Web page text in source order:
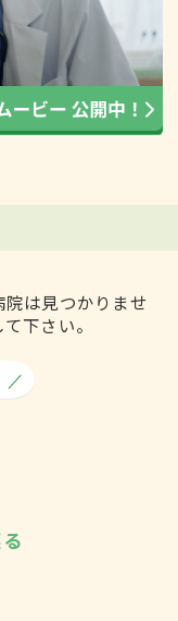
は見つかりませ
下さい。